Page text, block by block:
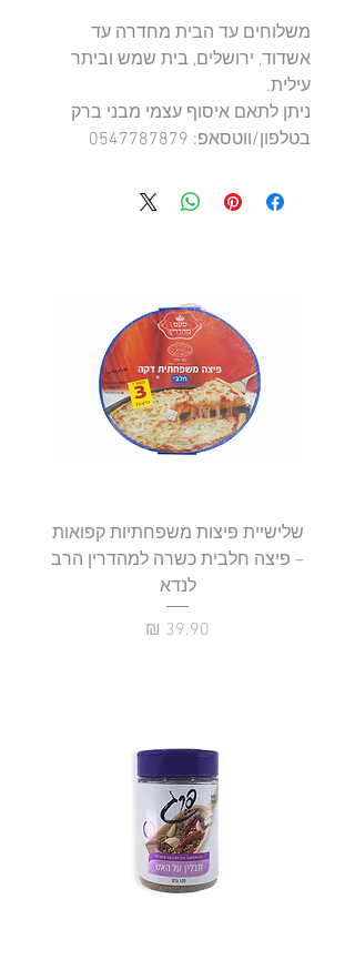
משלוחים עד הבית מחדרה עד
אשדוד, ירושלים, בית שמש וביתר
עילית.
ניתן לתאם איסוף עצמי מבני ברק
בטלפון/ווטסאפ: 0547787879
שלישיית פיצות משפחתיות קפואות
– פיצה חלבית כשרה למהדרין הרב
לנדא
מחיר